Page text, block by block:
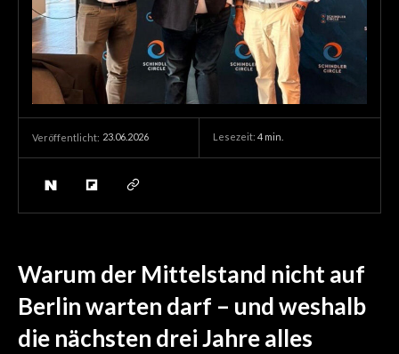
Veröffentlicht: 23.06.2026 Lesezeit: 4 min.
Warum der Mittelstand nicht auf
Berlin warten darf – und weshalb
die nächsten drei Jahre alles